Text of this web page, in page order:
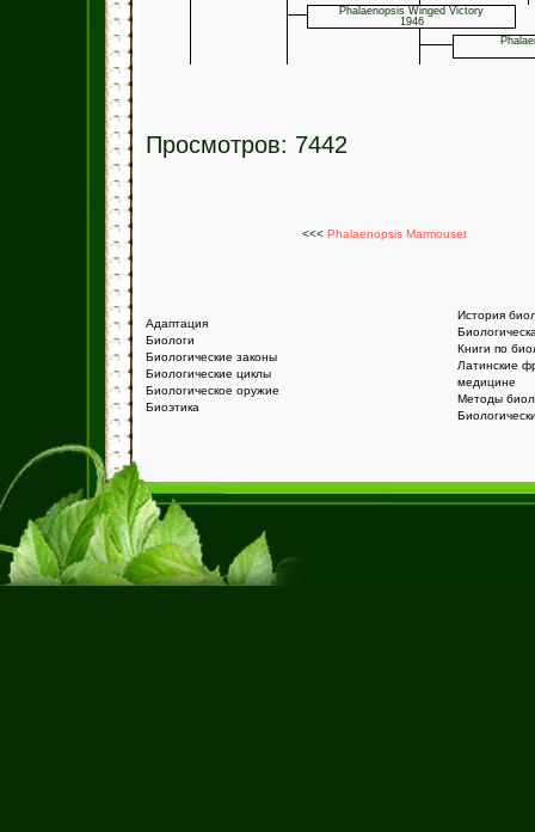
Phalaenopsis Winged Victory
1946
Просмотров: 7442
<<< Phalaenopsis Marmouset
Адаптация
Биологи
Биологические законы
Биологические циклы
Биологическое оружие
Биоэтика
История
Книги по
Латинские
медицине
Методы